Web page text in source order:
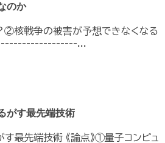
のか
②核戦争の被害が予想できなくなる
...
がす最先端技術
最先端技術 《論点》①量子コンピュ